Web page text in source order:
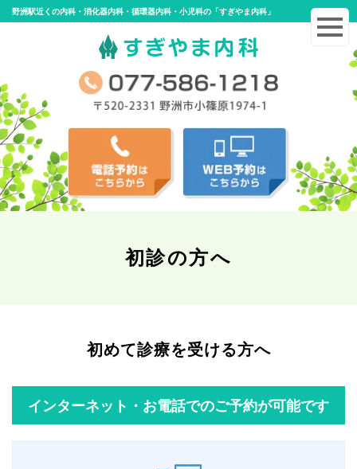
野洲駅近くの内科・消化器内科・循環器内科・小児科の「すぎやま内科」
初診の方へ
初めて診療を受ける方へ
インターネット・お電話でのご予約が可能です